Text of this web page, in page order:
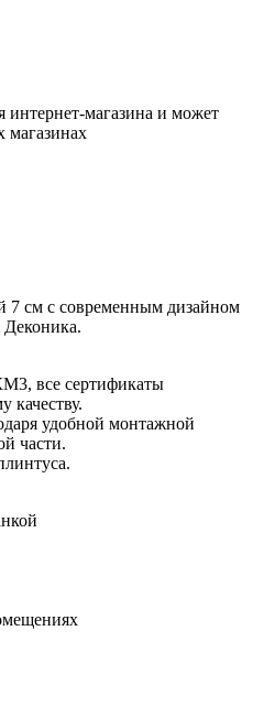
интернет-магазина и может
магазинах
7 см с современным дизайном
Деконика.
все сертификаты
качеству.
удобной монтажной
части.